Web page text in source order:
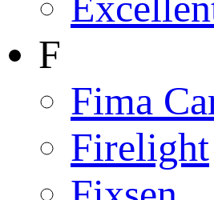
F
Fima
Firelight